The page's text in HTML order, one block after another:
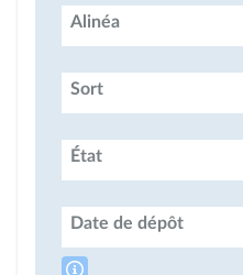
Alinéa
Sort
État
Date de dépôt